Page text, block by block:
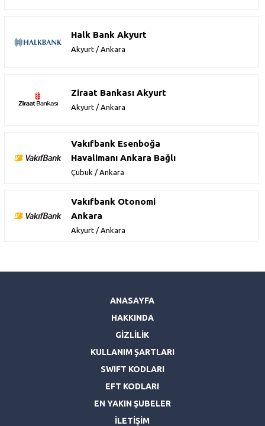
Halk Bank Akyurt
Akyurt / Ankara
Ziraat Bankası Akyurt
Akyurt / Ankara
Vakıfbank Esenboğa
Havalimanı Ankara Bağlı
Çubuk / Ankara
Vakıfbank Otonomi
Ankara
Akyurt / Ankara
ANASAYFA
HAKKINDA
GİZLİLİK
KULLANIM ŞARTLARI
SWIFT KODLARI
EFT KODLARI
EN YAKIN ŞUBELER
İLETİŞİM